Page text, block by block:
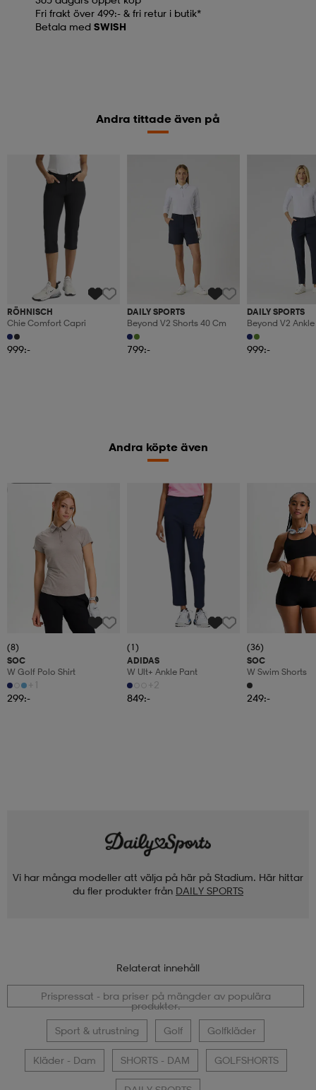
Fri frakt över 499:- & fri retur i butik*
Betala med SWISH
Andra tittade även på
RÖHNISCH
Chie Comfort Capri
999:-
DAILY SPORTS
Beyond V2 Shorts 40 Cm
799:-
DAILY SPORTS
Beyond V2
999:-
Andra köpte även
(8)
SOC
W Golf Polo Shirt
+1
299:-
(1)
ADIDAS
W Ult+ Ankle Pant
+2
849:-
(36)
SOC
W Swim Shorts
249:-
Vi har många modeller att välja på här på Stadium. Här hittar
du fler produkter från DAILY SPORTS
Relaterat innehåll
Prispressat - bra priser på mängder av populära
produkter.
Sport & utrustning Golf Golfkläder
Kläder - Dam SHORTS - DAM GOLFSHORTS